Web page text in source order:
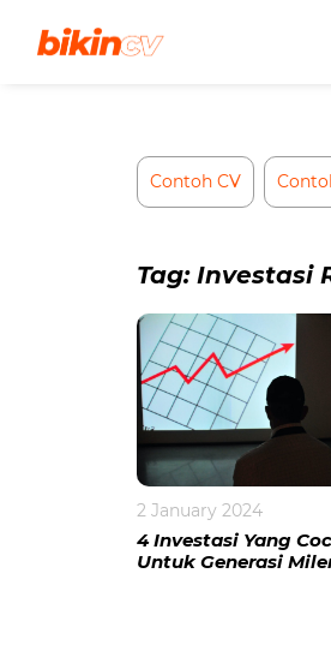
Contoh CV
Tag: Investasi
2 January 2024
4 Investasi Yang
Untuk Generasi